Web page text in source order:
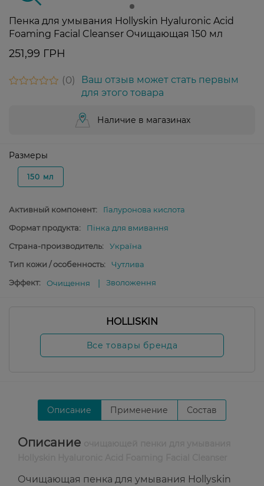
Пенка для умывания Hollyskin Hyaluronic Acid
Foaming Facial Cleanser Очищающая 150 мл
251,99 ГРН
0
Ваш отзыв может стать первым
для этого товара
Наличие в магазинах
Размеры
150 мл
Активный компонент:
Гіалуронова кислота
Формат продукта:
Пінка для вмивання
Страна-производитель:
Україна
Тип кожи / особенность:
Чутлива
Эффект:
Очищення Зволоження
HOLLISKIN
Все товары бренда
Описание Применение Состав
Описание
Очищающая пенка для умывания Hollyskin